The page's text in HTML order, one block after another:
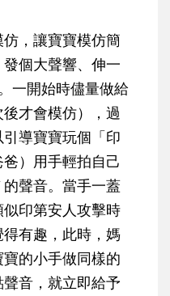
，讓寶寶模仿簡
個大聲響、伸一
一開始時儘量做給
才會模仿），過
導寶寶玩個「印
）用手輕拍自己
聲音。當手一蓋
印第安人攻擊時
有趣，此時，媽
的小手做同樣的
音，就立即給予